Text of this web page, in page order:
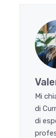
Mi
di
di